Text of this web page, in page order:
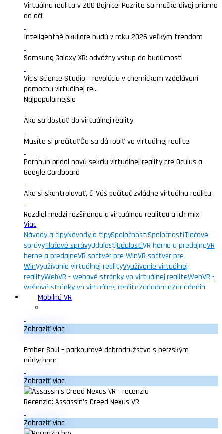
Virtuálna realita v ZOO Bojnice: Pozrite sa mačke divej priamo
do očí
Inteligentné okuliare budú v roku 2026 veľkým trendom
Samsung Galaxy XR: odvážny vstup do budúcnosti
Vic’s Science Studio – revolúcia v chemickom vzdelávaní
pomocou virtuálnej re...
Najpopularnejšie
Ako sa dostať do virtuálnej reality
Musíte si prečítaťČo sa dá robiť vo virtuálnej realite
Pornhub pridal novú sekciu virtuálnej reality pre Oculus a
Google Cardboard
Ako si skontrolovať, či Váš počítač zvládne virtuálnu realitu
Rozdiel medzi rozšírenou a virtuálnou realitou a ich mix
Viac
Návody a tipyNávody a tipySpoločnostiSpoločnostiTlačové
správyTlačové správyUdalostiUdalostiVR herne a predajneVR
herne a predajneVR softvér pre WinVR softvér pre
WinVyužívanie virtuálnej realityVyužívanie virtuálnej
realityWebVR - webové stránky vo virtuálnej realiteWebVR -
webové stránky vo virtuálnej realiteZariadeniaZariadenia
Mobilná VR
Zobraziť viac
Ember Soul – parkourové dobrodružstvo s perzským
nádychom
Zobraziť viac
Recenzia: Assassin’s Creed Nexus VR
Zobraziť viac